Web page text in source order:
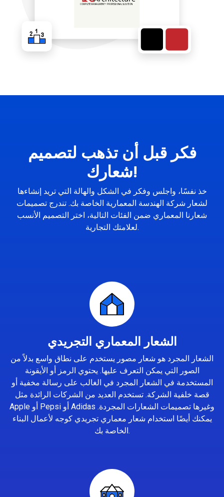
فكر قبل أن تذهب لتصميم
شعارك!
خذ نفسًا، واجلس وفكر في الشكل والهالة التي تريد إنشاءها
لشعار شركة الهندسة المعمارية الخاصة بك. تندرج تصميمات
شعارنا المعماري ضمن الفئات التالية، اختر التصميم الأنسب
لعلامتك التجارية.
الشعار المعماري التجريدي
الشعار المجرد هو شعار مصور يستخدم على نطاق واسع بدلاً من
الصور التي يمكن التعرف عليها. يحتوي الرمز أو الأيقونة
المستخدمة في الشعار المجرد في الغالب على رسالة مخفية أو
قصة خلفية الشركة. تستخدم العديد من الشركات الرائدة مثل
Apple أو Pepsi أو Adidas وغيرها تصميمات الشعارات المجردة.
يمكنك أيضًا استخدام شعار معماري تجريدي كوجه لأعمال البناء
الخاصة بك.